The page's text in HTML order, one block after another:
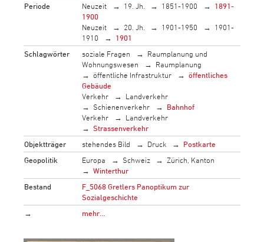
Periode
Neuzeit 19. Jh. 1851-1900
1891-
1900
Neuzeit
20. Jh. 1901-1950
1901-
1910
1901
Schlagwörter
soziale Fragen
Raumplanung und
Wohnungswesen
Raumplanung
öffentliche Infrastruktur
öffentliches
Gebäude
Verkehr
Landverkehr
Schienenverkehr
Bahnhof
Verkehr
Landverkehr
Strassenverkehr
Objektträger
stehendes Bild Druck
Postkarte
Geopolitik
Europa Schweiz
Zürich, Kanton
Winterthur
Bestand
F_5068 Gretlers Panoptikum zur
Sozialgeschichte
→
mehr…